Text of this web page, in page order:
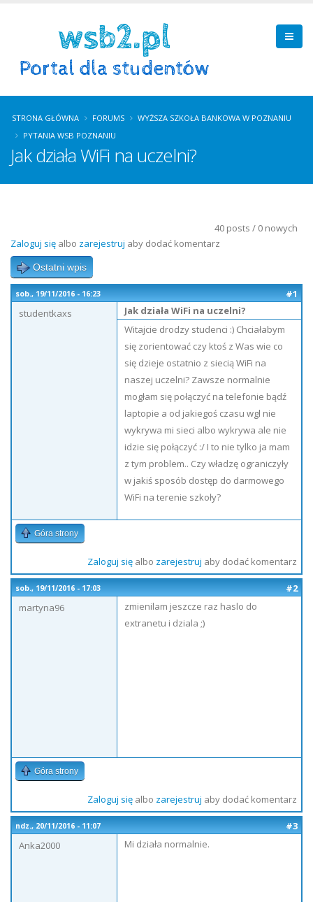
STRONA GŁÓWNA FORUMS
WYŻSZA SZKOŁA BANKOWA W POZNANIU
PYTANIA WSB POZNANIU
Jak działa WiFi na uczelni?
40 posts / 0 nowych
Zaloguj się albo zarejestruj aby dodać komentarz
Ostatni wpis
sob., 19/11/2016 - 16:23
#1
studentkaxs
Jak działa WiFi na uczelni?
Witajcie drodzy studenci :) Chciałabym
się zorientować czy ktoś z Was wie co
się dzieje ostatnio z siecią WiFi na
naszej uczelni? Zawsze normalnie
mogłam się połączyć na telefonie bądź
laptopie a od jakiegoś czasu wgl nie
wykrywa mi sieci albo wykrywa ale nie
idzie się połączyć :/ I to nie tylko ja mam
z tym problem.. Czy władzę ograniczyły
w jakiś sposób dostęp do darmowego
WiFi na terenie szkoły?
Góra strony
Zaloguj sięalbo zarejestruj aby dodać komentarz
sob., 19/11/2016 - 17:03
#2
martyna96
zmienilam jeszcze raz haslo do
extranetu i dziala ;)
Góra strony
Zaloguj sięalbo zarejestruj aby dodać komentarz
ndz., 20/11/2016 - 11:07
#3
Anka2000
Mi działa normalnie.